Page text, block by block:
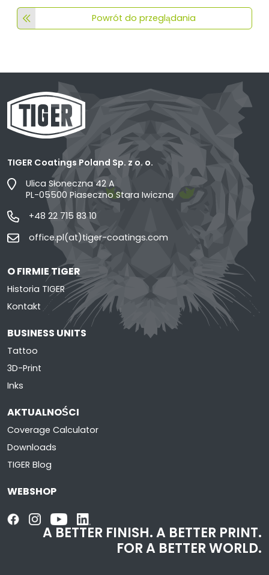
Powrót do przeglądania
TIGER Coatings Poland Sp. z o. o.
Ulica Słoneczna 42 A
PL-05500 Piaseczno Stara Iwiczna
+48 22 715 83 10
office.pl(at)tiger-coatings.com
O FIRMIE TIGER
Historia TIGER
Kontakt
BUSINESS UNITS
Tattoo
3D-Print
Inks
AKTUALNOŚCI
Coverage Calculator
Downloads
TIGER Blog
WEBSHOP
A BETTER FINISH.A BETTER PRINT.
FOR A BETTER WORLD.